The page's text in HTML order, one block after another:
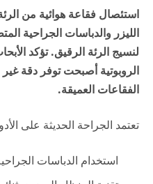
استئصال فقاعة هوائية من
الليزر والدباسات الجراحية
لنسيج الرئة الرقيق. تؤكد
الروبوتية أصبحت توفر دقة
الفقاعات العميقة.
تعتمد الجراحة الحديثة على
استخدام الدباسات